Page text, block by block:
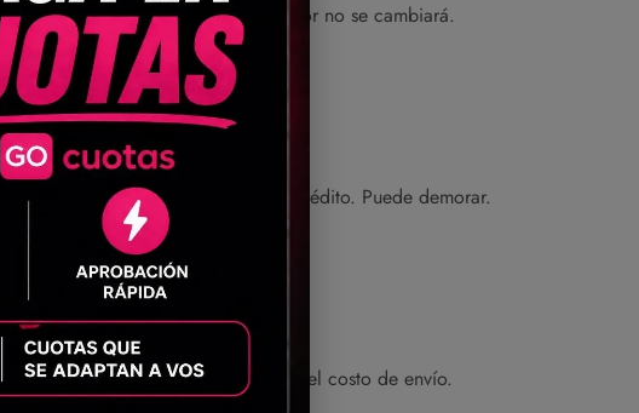
que no se debieron a nuestro error no se cambiará.
con la compañía de tu tarjeta de crédito. Puede demorar.
(San Fernando, Buenos Aires).
deberá responsabilizarse del costo de envío.